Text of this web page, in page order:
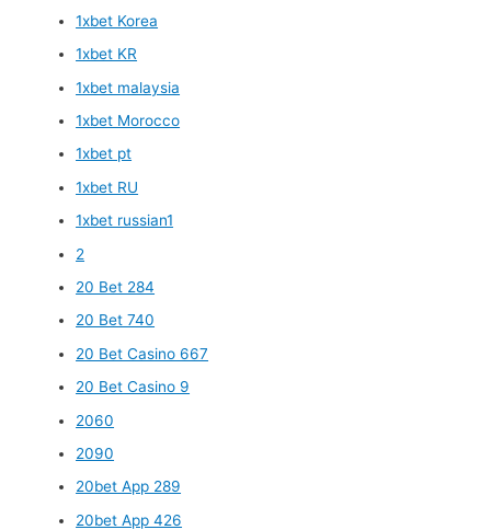
1xbet Korea
1xbet KR
1xbet malaysia
1xbet Morocco
1xbet pt
1xbet RU
1xbet russian1
2
20 Bet 284
20 Bet 740
20 Bet Casino 667
20 Bet Casino 9
2060
2090
20bet App 289
20bet App 426